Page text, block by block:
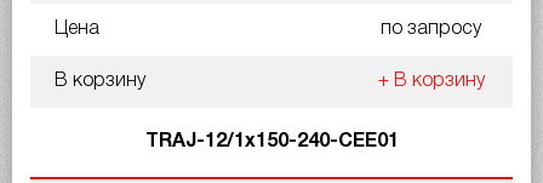
Цена по запросу
В корзину + В корзину
TRAJ-12/1x150-240-CEE01